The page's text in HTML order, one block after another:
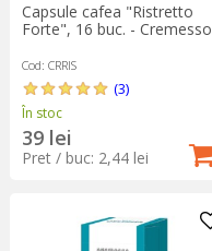
Capsule cafea "Ristretto
Forte", 16 buc. - Cremesso
Cod: CRRIS
(3)
În stoc
39 lei
Pret / buc: 2,44 lei